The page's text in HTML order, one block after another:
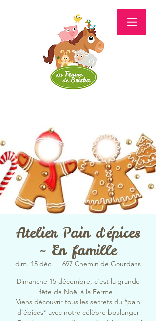
Atelier Pain d'épices
~ En famille
dim. 15 déc.
  |
697 Chemin de Gourdans
Dimanche 15 décembre, c'est la grande
fête de Noël à la Ferme !
Viens découvrir tous les secrets du *pain
d'épices* avec notre célèbre boulanger